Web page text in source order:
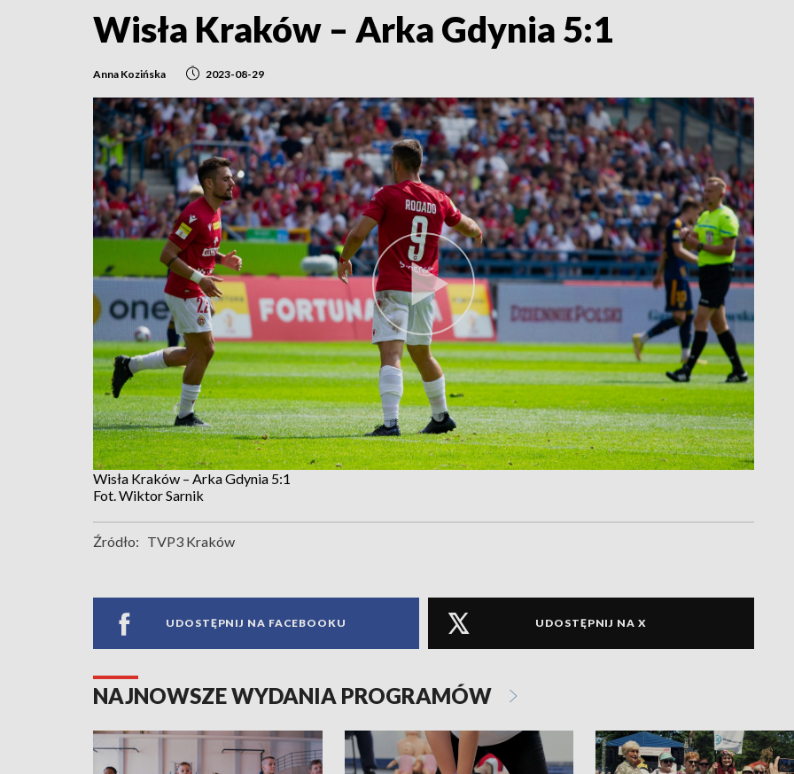
Wisła Kraków – Arka Gdynia 5:1
Anna Kozińska 2023-08-29
Wisła Kraków – Arka Gdynia 5:1
Fot. Wiktor Sarnik
Źródło: TVP3 Kraków
UDOSTĘPNIJ NA FACEBOOKU UDOSTĘPNIJ NA X
NAJNOWSZE WYDANIA PROGRAMÓW